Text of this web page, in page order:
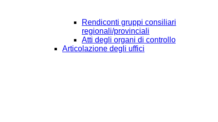
Rendiconti gruppi consiliari
regionali/provinciali
Atti degli organi di controllo
Articolazione degli uffici